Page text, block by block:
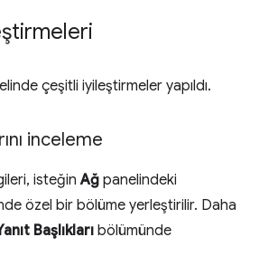
çeşitli iyileştirmeler yapıldı.
inceleme
isteğinAğ panelindeki
özel bir bölüme yerleştirilir. Daha
Başlıkları bölümünde